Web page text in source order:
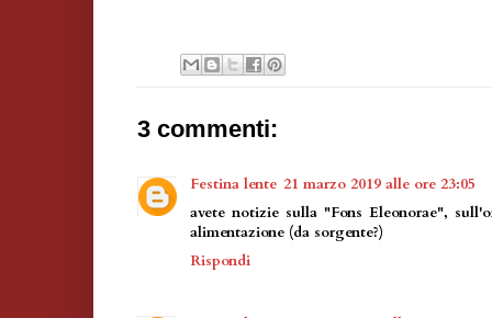
3 commenti:
Festina lente 21 marzo 2019 alle ore 23:05
avete notizie sulla "Fons Eleonorae",
alimentazione (da sorgente?)
Rispondi